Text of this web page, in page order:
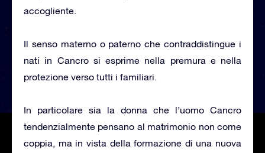
accogliente.
Il senso materno o paterno che contraddistingue i
nati in Cancro si esprime nella premura e nella
protezione verso tutti i familiari.
In particolare sia la donna che l’uomo Cancro
tendenzialmente pensano al matrimonio non come
coppia, ma in vista della formazione di una nuova